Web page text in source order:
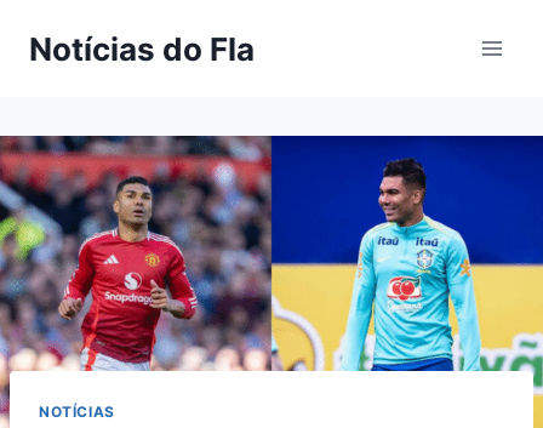
paraNotícias do Fla
NOTÍCIAS